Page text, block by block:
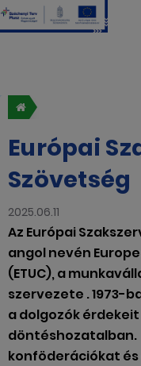
Európai
Szövetség
2025.06.11
Az Európai
angol nevén
(ETUC), a
szervezete . 1973-
a dolgozók
döntéshozatalban.
konföderációkat